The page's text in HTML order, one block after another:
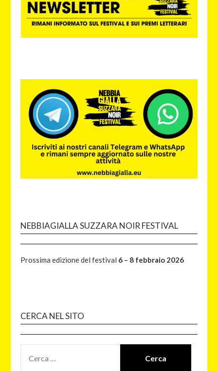
NEBBIAGIALLA SUZZARA NOIR FESTIVAL
Prossima edizione del festival 6 – 8 febbraio 2026
CERCA NEL SITO